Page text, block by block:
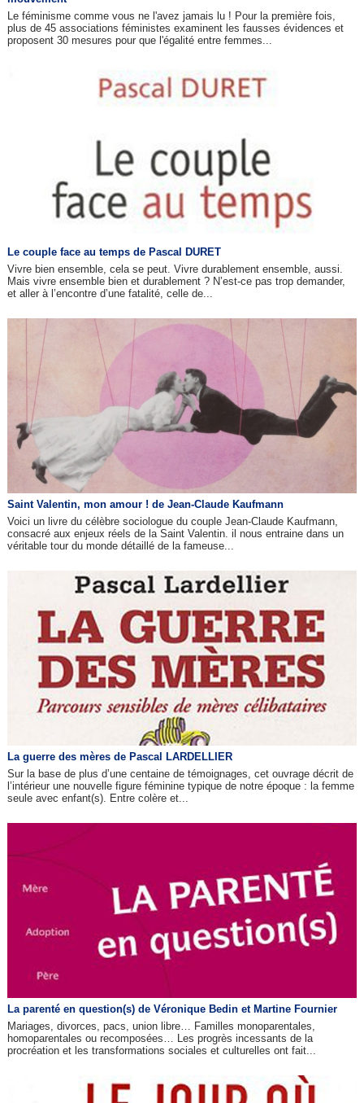
Le féminisme comme vous ne l'avez jamais lu ! Pour la première fois,
plus de 45 associations féministes examinent les fausses évidences et
proposent 30 mesures pour que l'égalité entre femmes...
Le couple face au temps de Pascal DURET
Vivre bien ensemble, cela se peut. Vivre durablement ensemble, aussi.
Mais vivre ensemble bien et durablement ? N’est-ce pas trop demander,
et aller à l’encontre d’une fatalité, celle de...
Saint Valentin, mon amour ! de Jean-Claude Kaufmann
Voici un livre du célèbre sociologue du couple Jean-Claude Kaufmann,
consacré aux enjeux réels de la Saint Valentin. il nous entraine dans un
véritable tour du monde détaillé de la fameuse...
La guerre des mères de Pascal LARDELLIER
Sur la base de plus d’une centaine de témoignages, cet ouvrage décrit de
l’intérieur une nouvelle figure féminine typique de notre époque : la femme
seule avec enfant(s). Entre colère et...
La parenté en question(s) de Véronique Bedin et Martine Fournier
Mariages, divorces, pacs, union libre… Familles monoparentales,
homoparentales ou recomposées… Les progrès incessants de la
procréation et les transformations sociales et culturelles ont fait...